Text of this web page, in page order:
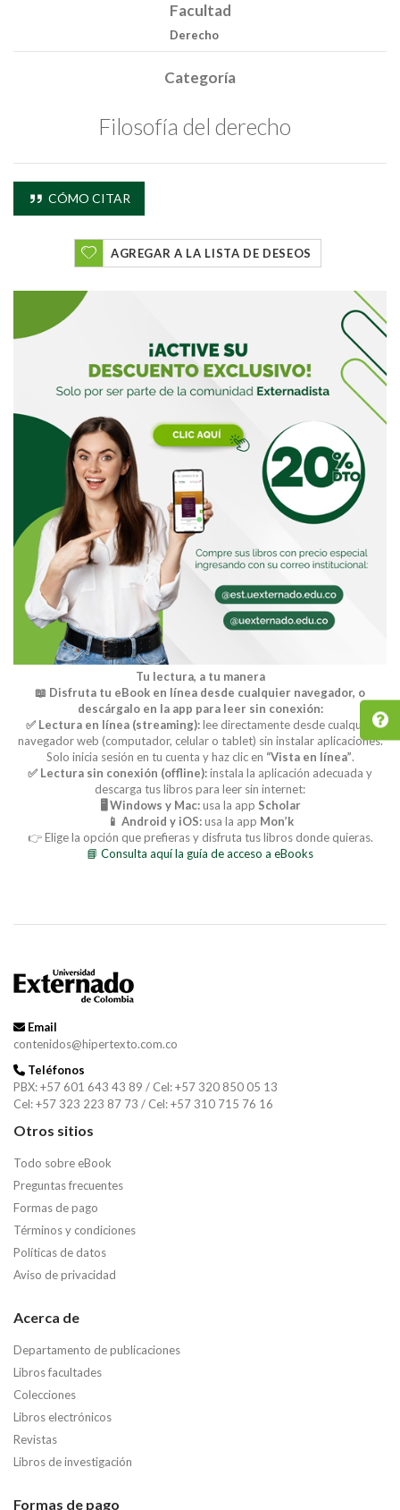
Facultad
Derecho
Categoría
Filosofía del derecho
CÓMO CITAR
AGREGAR A LA LISTA DE DESEOS
Tu lectura, a tu manera
📖 Disfruta tu eBook en línea desde cualquier navegador, o
descárgalo en la app para leer sin conexión:
✅ Lectura en línea (streaming):lee directamente desde cualquier
navegador web (computador, celular o tablet) sin instalar aplicaciones.
Solo inicia sesión en tu cuenta y haz clic en “Vista en línea”.
✅ Lectura sin conexión (offline):instala la aplicación adecuada y
descarga tus libros para leer sin internet:
🖥️ Windows y Mac:usa la app Scholar
📱 Android y iOS:usa la app Mon’k
👉 Elige la opción que prefieras y disfruta tus libros donde quieras.
📘 Consulta aquí la guía de acceso a eBooks
Email
contenidos@hipertexto.com.co
Teléfonos
PBX: +57 601 643 43 89 / Cel: +57 320 850 05 13
Cel: +57 323 223 87 73 / Cel: +57 310 715 76 16
Otros sitios
Todo sobre eBook
Preguntas frecuentes
Formas de pago
Términos y condiciones
Políticas de datos
Aviso de privacidad
Acerca de
Departamento de publicaciones
Libros facultades
Colecciones
Libros electrónicos
Revistas
Libros de investigación
Formas de pago